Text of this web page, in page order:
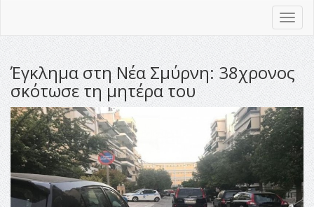
Έγκλημα στη Νέα Σμύρνη: 38χρονος
σκότωσε τη μητέρα του